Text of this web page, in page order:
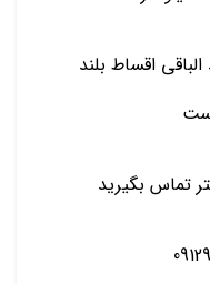
این ویلا 1/3 نقد الباقی اقساط بلند
تماس بگیرید